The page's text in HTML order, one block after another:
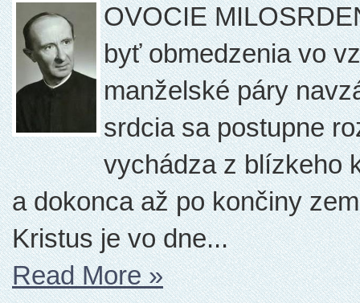
OVOCIE
byť obmedzenia vo
manželské páry
srdcia sa postupne
vychádza z blízkeho
a dokonca až po končiny
Kristus je vo dne...
Read More»